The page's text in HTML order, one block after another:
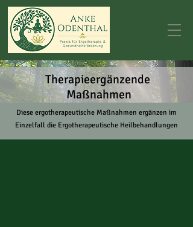
Therapieergänzende
Maßnahmen
Diese ergotherapeutische Maßnahmen ergänzen im
Einzelfall die Ergotherapeutische Heilbehandlungen